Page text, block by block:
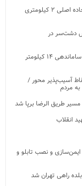
پایان پروژه نیمه‌تمام ۱۵ ساله پارک و تکمیل جاده اصلی ۲ کیلومتری
از ۱۴ روستای بخش دشت‌سر در
چالوس آماده جهشی تازه در مسیر توسعه/ از ساماندهی ۱۴ کیلومتر
آسیب‌پذیر محور /
مردم
انقلاب
و نصب تابلو و